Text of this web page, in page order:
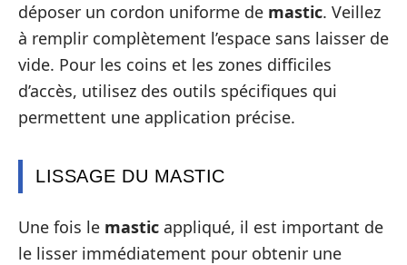
déposer un cordon uniforme de mastic. Veillez
à remplir complètement l’espace sans laisser de
vide. Pour les coins et les zones difficiles
d’accès, utilisez des outils spécifiques qui
permettent une application précise.
LISSAGE DU MASTIC
Une fois le mastic appliqué, il est important de
le lisser immédiatement pour obtenir une